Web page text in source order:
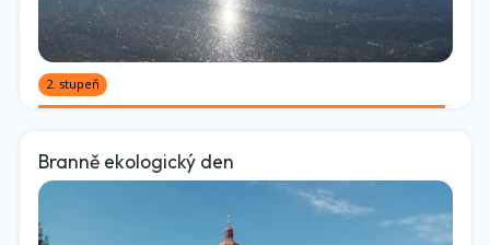
2. stupeň
Branně ekologický den